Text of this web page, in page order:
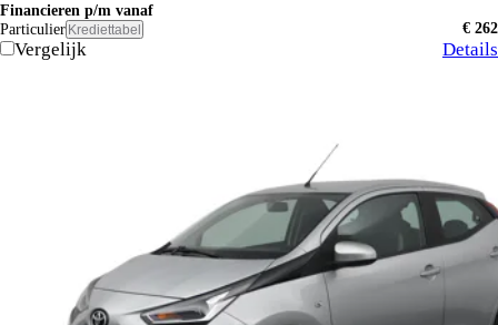
Financieren p/m vanaf
Particulier Krediettabel € 262
Vergelijk Details